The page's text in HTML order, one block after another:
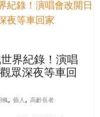
界紀錄！演唱
眾深夜等車回
楓,藝人,高齡長者